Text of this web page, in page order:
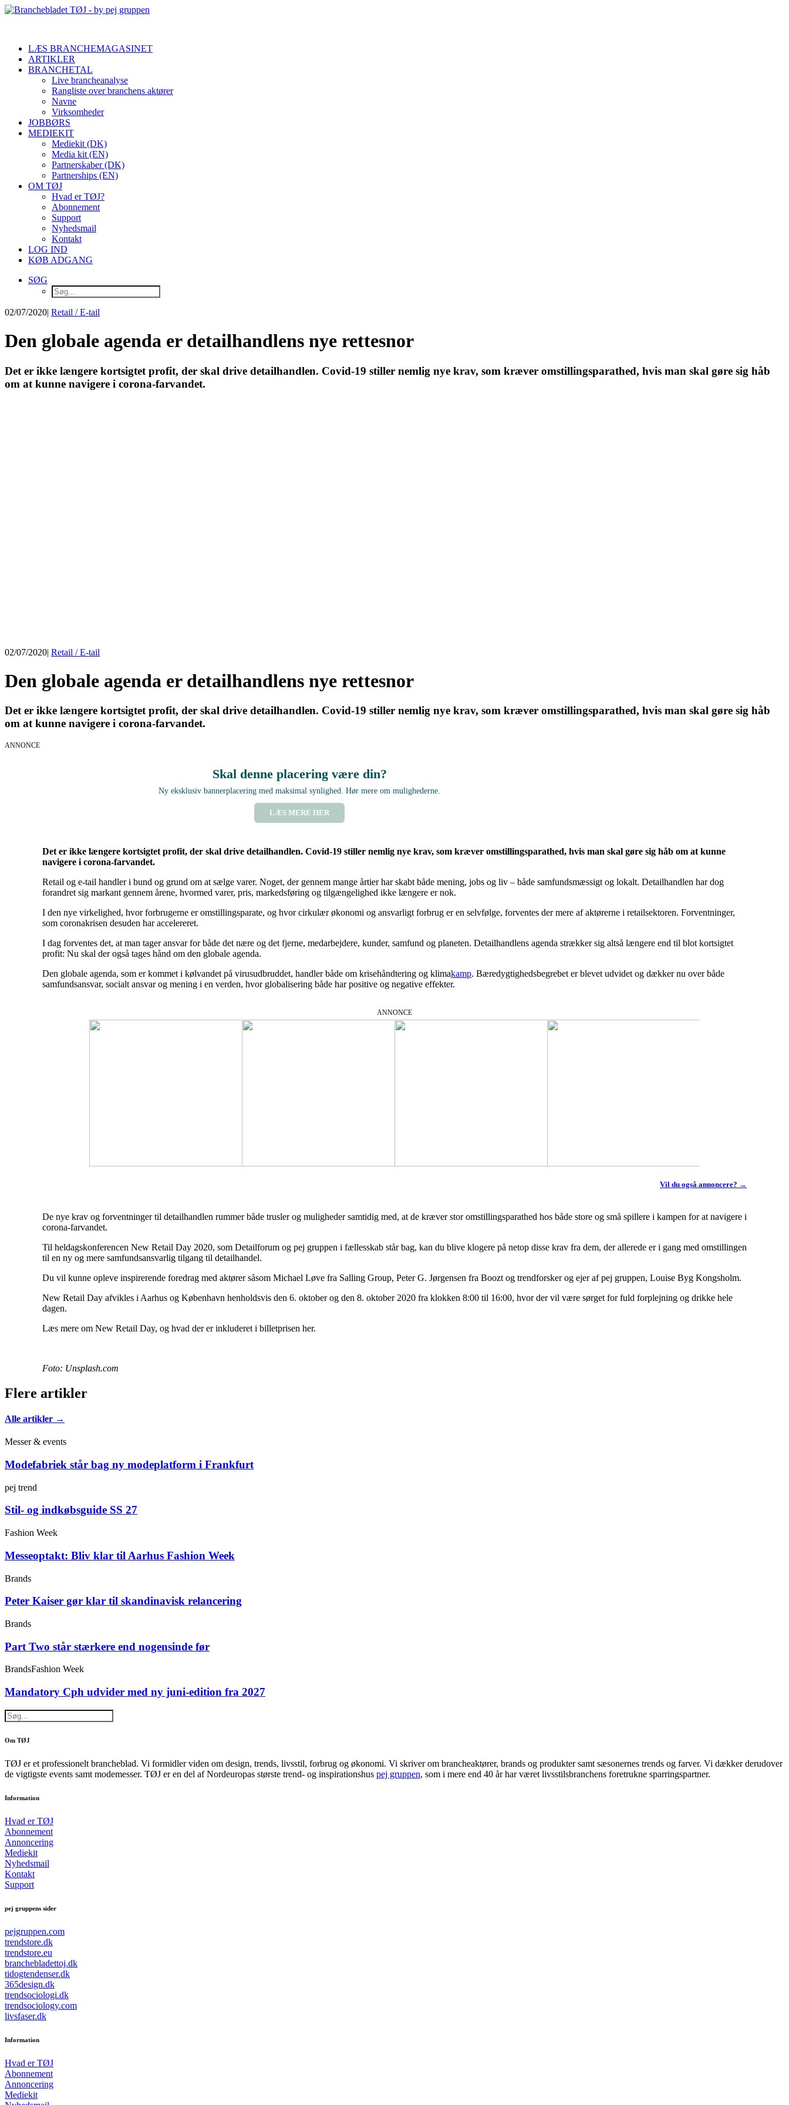
LÆS BRANCHEMAGASINET
ARTIKLER
BRANCHETAL
Live brancheanalyse
Rangliste over branchens aktører
Navne
Virksomheder
JOBBØRS
MEDIEKIT
Mediekit (DK)
Media kit (EN)
Partnerskaber (DK)
Partnerships (EN)
OM TØJ
Hvad er TØJ?
Abonnement
Support
Nyhedsmail
Kontakt
LOG IND
KØB ADGANG
SØG
02/07/2020| Retail / E-tail
Den globale agenda er detailhandlens nye rettesnor
Det er ikke længere kortsigtet profit, der skal drive detailhandlen. Covid-19 stiller nemlig nye krav, som kræver omstillingsparathed, hvis man skal gøre sig håb
om at kunne navigere i corona-farvandet.
02/07/2020| Retail / E-tail
Den globale agenda er detailhandlens nye rettesnor
Det er ikke længere kortsigtet profit, der skal drive detailhandlen. Covid-19 stiller nemlig nye krav, som kræver omstillingsparathed, hvis man skal gøre sig håb
om at kunne navigere i corona-farvandet.
ANNONCE
Skal denne placering være din?
Ny eksklusiv bannerplacering med maksimal synlighed. Hør mere om mulighederne.
LÆS MERE HER
Det er ikke længere kortsigtet profit, der skal drive detailhandlen. Covid-19 stiller nemlig nye krav, som kræver omstillingsparathed, hvis man skal gøre sig håb om at kunne
navigere i corona-farvandet.
Retail og e-tail handler i bund og grund om at sælge varer. Noget, der gennem mange årtier har skabt både mening, jobs og liv – både samfundsmæssigt og lokalt. Detailhandlen har dog
forandret sig markant gennem årene, hvormed varer, pris, markedsføring og tilgængelighed ikke længere er nok.
I den nye virkelighed, hvor forbrugerne er omstillingsparate, og hvor cirkulær økonomi og ansvarligt forbrug er en selvfølge, forventes der mere af aktørerne i retailsektoren. Forventninger,
som coronakrisen desuden har accelereret.
I dag forventes det, at man tager ansvar for både det nære og det fjerne, medarbejdere, kunder, samfund og planeten. Detailhandlens agenda strækker sig altså længere end til blot kortsigtet
profit: Nu skal der også tages hånd om den globale agenda.
Den globale agenda, som er kommet i kølvandet på virusudbruddet, handler både om krisehåndtering og klimakamp. Bæredygtighedsbegrebet er blevet udvidet og dækker nu over både
samfundsansvar, socialt ansvar og mening i en verden, hvor globalisering både har positive og negative effekter.
ANNONCE
Vil du også annoncere? →
De nye krav og forventninger til detailhandlen rummer både trusler og muligheder samtidig med, at de kræver stor omstillingsparathed hos både store og små spillere i kampen for at navigere i
corona-farvandet.
Til heldagskonferencen New Retail Day 2020, som Detailforum og pej gruppen i fællesskab står bag, kan du blive klogere på netop disse krav fra dem, der allerede er i gang med omstillingen
til en ny og mere samfundsansvarlig tilgang til detailhandel.
Du vil kunne opleve inspirerende foredrag med aktører såsom Michael Løve fra Salling Group, Peter G. Jørgensen fra Boozt og trendforsker og ejer af pej gruppen, Louise Byg Kongsholm.
New Retail Day afvikles i Aarhus og København henholdsvis den 6. oktober og den 8. oktober 2020 fra klokken 8:00 til 16:00, hvor der vil være sørget for fuld forplejning og drikke hele
dagen.
Læs mere om New Retail Day, og hvad der er inkluderet i billetprisen her.
Foto: Unsplash.com
Flere artikler
Alle artikler →
Messer & events
Modefabriek står bag ny modeplatform i Frankfurt
pej trend
Stil- og indkøbsguide SS 27
Fashion Week
Messeoptakt: Bliv klar til Aarhus Fashion Week
Brands
Peter Kaiser gør klar til skandinavisk relancering
Brands
Part Two står stærkere end nogensinde før
BrandsFashion Week
Mandatory Cph udvider med ny juni-edition fra 2027
Om TØJ
TØJ er et professionelt brancheblad. Vi formidler viden om design, trends, livsstil, forbrug og økonomi. Vi skriver om brancheaktører, brands og produkter samt sæsonernes trends og farver. Vi dækker derudover
de vigtigste events samt modemesser. TØJ er en del af Nordeuropas største trend- og inspirationshus pej gruppen, som i mere end 40 år har været livsstilsbranchens foretrukne sparringspartner.
Information
Hvad er TØJ
Abonnement
Annoncering
Mediekit
Nyhedsmail
Kontakt
Support
pej gruppens sider
pejgruppen.com
trendstore.dk
trendstore.eu
branchebladettoj.dk
tidogtendenser.dk
365design.dk
trendsociologi.dk
trendsociology.com
livsfaser.dk
Information
Hvad er TØJ
Abonnement
Annoncering
Mediekit